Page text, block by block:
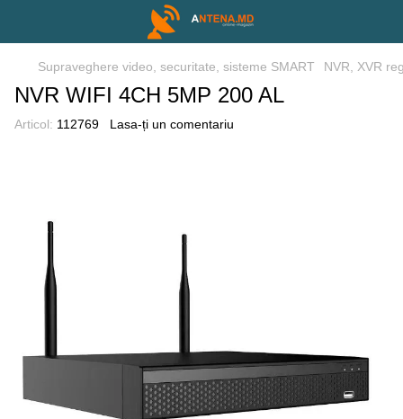
Supraveghere video, securitate, sisteme SMART NVR, XVR
NVR WIFI 4CH 5MP 200 AL
Articol: 112769 Lasa-ți un comentariu